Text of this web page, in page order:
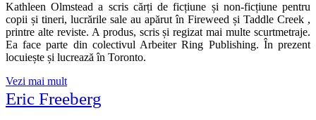
Kathleen Olmstead a scris cărți de ficțiune și non-ficțiune pentru
copii și tineri, lucrările sale au apărut în Fireweed și Taddle Creek ,
printre alte reviste. A produs, scris și regizat mai multe scurtmetraje.
Ea face parte din colectivul Arbeiter Ring Publishing. În prezent
locuiește și lucrează în Toronto.
Vezi mai mult
Eric Freeberg